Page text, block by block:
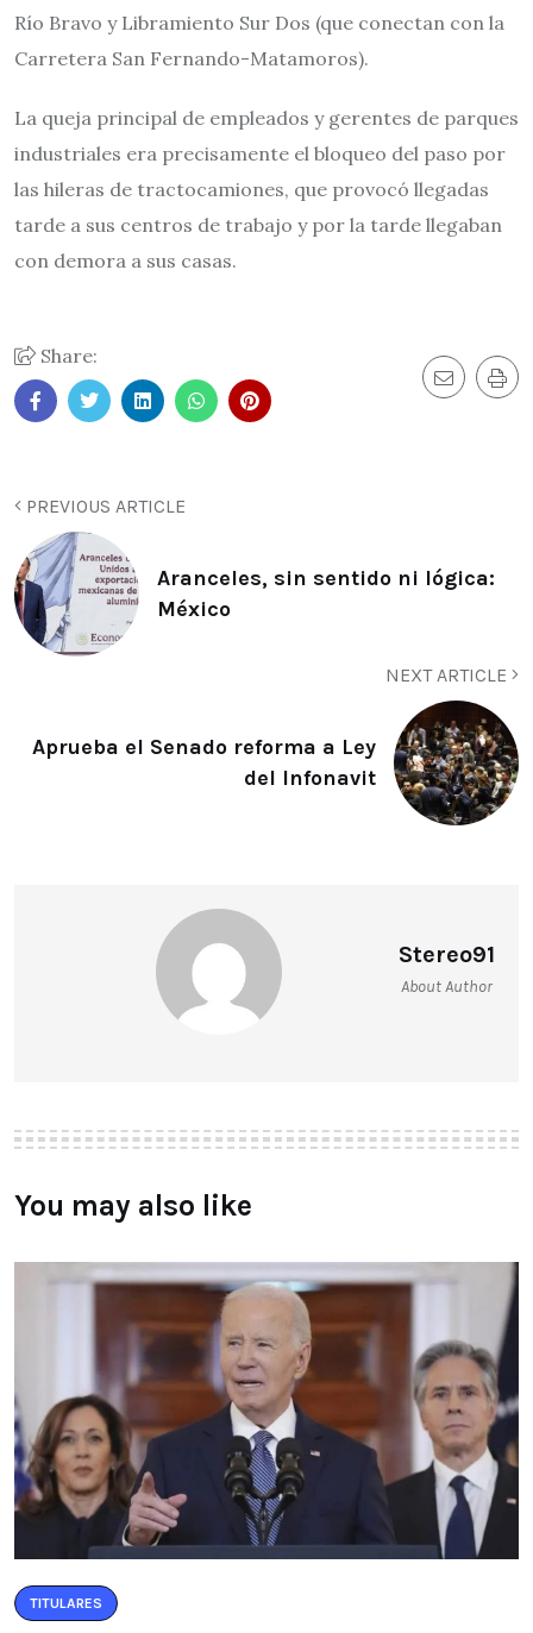
Río Bravo y Libramiento Sur Dos (que conectan con la
Carretera San Fernando-Matamoros).
La queja principal de empleados y gerentes de parques
industriales era precisamente el bloqueo del paso por
las hileras de tractocamiones, que provocó llegadas
tarde a sus centros de trabajo y por la tarde llegaban
con demora a sus casas.
Share:
PREVIOUS ARTICLE
Aranceles, sin sentido ni lógica:
México
NEXT ARTICLE
Aprueba el Senado reforma a Ley
del Infonavit
Stereo91
About Author
You may also like
TITULARES